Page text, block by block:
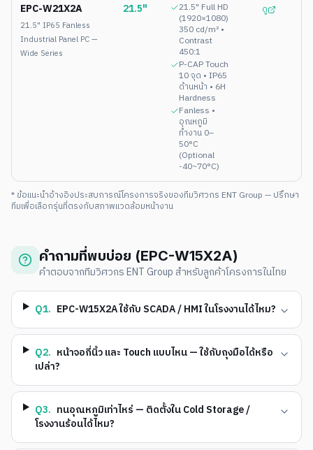
EPC-W21X2A
21.5" IP65 Fanless
Industrial Panel PC —
Wide Series
21.5"
21.5" Full HD
(1920×1080)
350 cd/m² •
Contrast
450:1
P-CAP Touch
10 จุด • IP65
ด้านหน้า • 6H
Hardness
Fanless •
อุณหภูมิ
ทำงาน 0–
50°C
(Optional
-40~70°C)
ดู
* ข้อแนะนำอ้างอิงประสบการณ์โครงการจริงของทีมวิศวกร ENT Group — ปรึกษา
ทีมเพื่อเลือกรุ่นที่ตรงกับสภาพแวดล้อมหน้างาน
คำถามที่พบบ่อย (EPC-W15X2A)
คำตอบจากทีมวิศวกร ENT Group สำหรับลูกค้าโครงการในไทย
Q1. EPC-W15X2A ใช้กับ SCADA / HMI ในโรงงานได้ไหม?
Q2. หน้าจอกี่นิ้ว และ Touch แบบไหน — ใช้กับถุงมือได้หรือ
เปล่า?
Q3. ทนอุณหภูมิเท่าไหร่ — ติดตั้งใน Cold Storage /
โรงงานร้อนได้ไหม?